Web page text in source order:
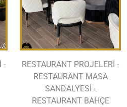
-
RESTAURANT PROJELERİ -
RESTAURANT MASA
SANDALYESİ -
RESTAURANT BAHÇE